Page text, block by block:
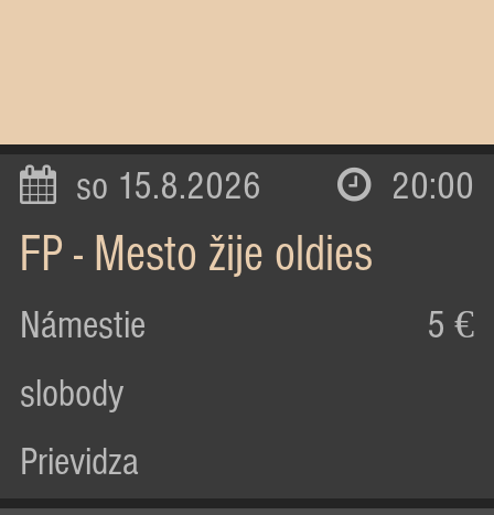
so 15.8.2026 20:00
FP - Mesto žije oldies
Námestie
slobody
Prievidza
5 €